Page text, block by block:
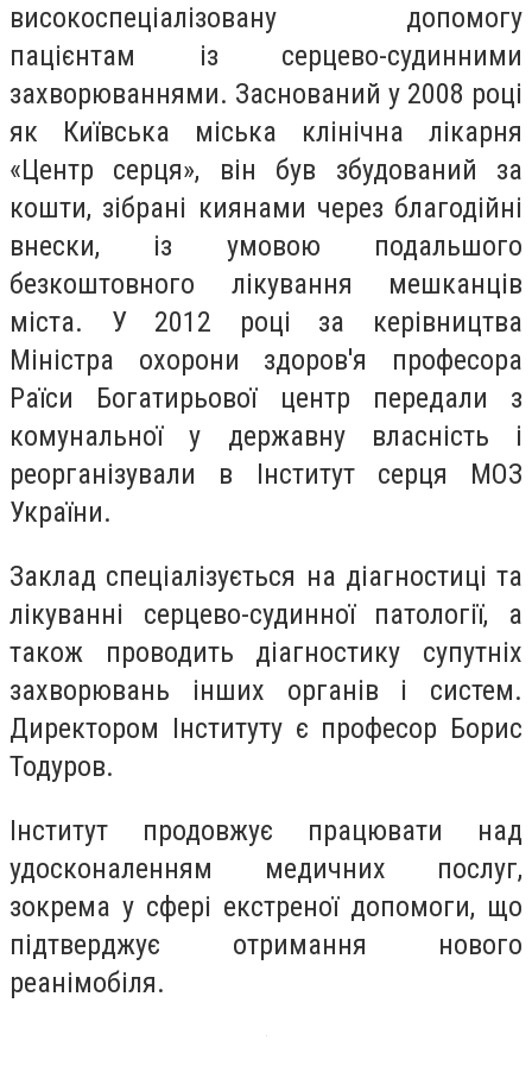
високоспеціалізовану допомогу
пацієнтам із серцево-судинними
захворюваннями. Заснований у 2008 році
як Київська міська клінічна лікарня
«Центр серця», він був збудований за
кошти, зібрані киянами через благодійні
внески, із умовою подальшого
безкоштовного лікування мешканців
міста. У 2012 році за керівництва
Міністра охорони здоров'я професора
Раїси Богатирьової центр передали з
комунальної у державну власність і
реорганізували в Інститут серця МОЗ
України.
Заклад спеціалізується на діагностиці та
лікуванні серцево-судинної патології, а
також проводить діагностику супутніх
захворювань інших органів і систем.
Директором Інституту є професор Борис
Тодуров.
Інститут продовжує працювати над
удосконаленням медичних послуг,
зокрема у сфері екстреної допомоги, що
підтверджує отримання нового
реанімобіля.